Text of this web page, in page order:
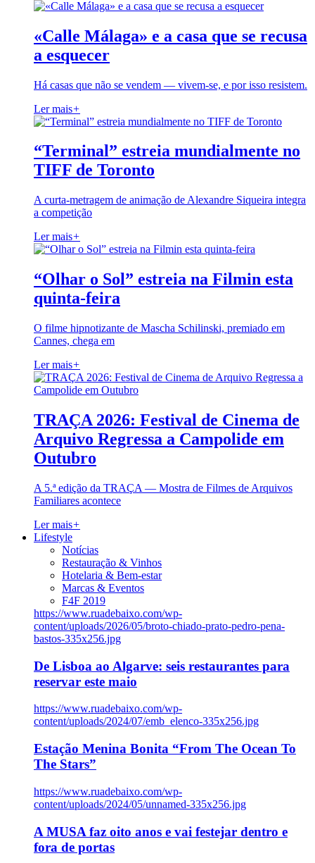
«Calle Málaga» e a casa que se recusa
a esquecer
Há casas que não se vendem — vivem-se, e por isso resistem.
Ler mais+
“Terminal” estreia mundialmente no
TIFF de Toronto
A curta-metragem de animação de Alexandre Siqueira integra
a competição
Ler mais+
“Olhar o Sol” estreia na Filmin esta
quinta-feira
O filme hipnotizante de Mascha Schilinski, premiado em
Cannes, chega em
Ler mais+
TRAÇA 2026: Festival de Cinema de
Arquivo Regressa a Campolide em
Outubro
A 5.ª edição da TRAÇA — Mostra de Filmes de Arquivos
Familiares acontece
Ler mais+
Lifestyle
Notícias
Restauração & Vinhos
Hotelaria & Bem-estar
Marcas & Eventos
F4F 2019
https://www.ruadebaixo.com/wp-
content/uploads/2026/05/broto-chiado-prato-pedro-pena-
bastos-335x256.jpg
De Lisboa ao Algarve: seis restaurantes para
reservar este maio
https://www.ruadebaixo.com/wp-
content/uploads/2024/07/emb_elenco-335x256.jpg
Estação Menina Bonita “From The Ocean To
The Stars”
https://www.ruadebaixo.com/wp-
content/uploads/2024/05/unnamed-335x256.jpg
A MUSA faz oito anos e vai festejar dentro e
fora de portas